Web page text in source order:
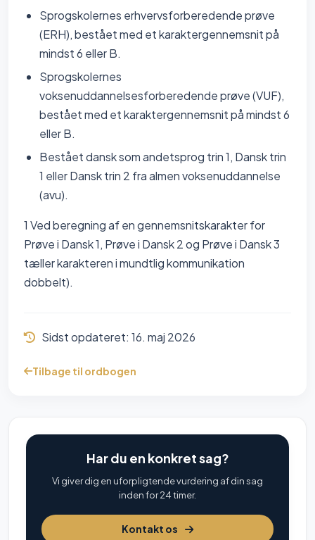
Sprogskolernes erhvervsforberedende prøve
(ERH), bestået med et karaktergennemsnit på
mindst 6 eller B.
Sprogskolernes
voksenuddannelsesforberedende prøve (VUF),
bestået med et karaktergennemsnit på mindst 6
eller B.
Bestået dansk som andetsprog trin 1, Dansk trin
1 eller Dansk trin 2 fra almen voksenuddannelse
(avu).
1 Ved beregning af en gennemsnitskarakter for
Prøve i Dansk 1, Prøve i Dansk 2 og Prøve i Dansk 3
tæller karakteren i mundtlig kommunikation
dobbelt).
Sidst opdateret: 16. maj 2026
Tilbage til ordbogen
Har du en konkret sag?
Vi giver dig en uforpligtende vurdering af din sag
inden for 24 timer.
Kontakt os